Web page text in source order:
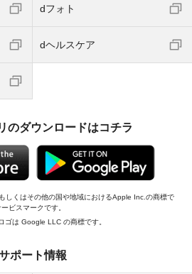
dフォト
dヘルスケア
のダウンロードはコチラ
しくはその他の国や地域におけるApple Inc.の商標で
ビスマークです。
は Google LLC の商標です。
ポート情報